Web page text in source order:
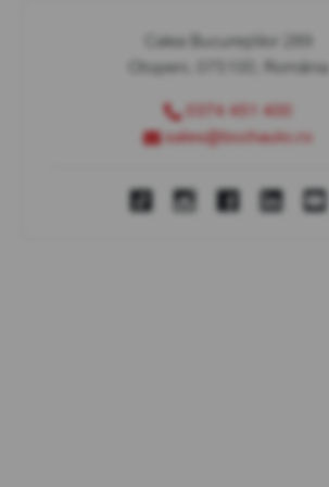
Calea Bucureștilor 289
Otopeni, 075100, România
0374 451 400
sales@bcchauto.ro